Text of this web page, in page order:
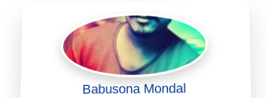
Babusona Mondal